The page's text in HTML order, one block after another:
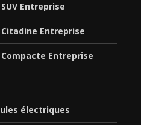
Entreprise
Entreprise
Entreprise
électriques